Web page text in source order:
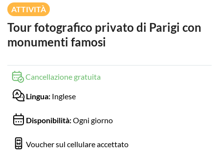
ATTIVITÀ
Tour fotografico privato di Parigi con
monumenti famosi
Cancellazione gratuita
Lingua: Inglese
Disponibilità:Ogni giorno
Voucher sul cellulare accettato